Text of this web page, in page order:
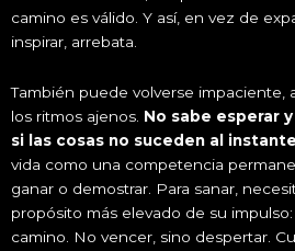
camino es válido. Y así, en vez de
inspirar, arrebata.
También puede volverse impaciente,
los ritmos ajenos. No sabe esperar
si las cosas no suceden al
vida como una competencia
ganar o demostrar. Para sanar,
propósito más elevado de su
camino. No vencer, sino despertar.